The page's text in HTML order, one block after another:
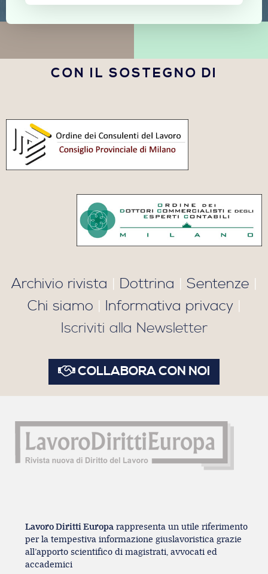
CON IL SOSTEGNO DI
Archivio rivista | Dottrina | Sentenze |
Chi siamo | Informativa privacy|
Iscriviti alla Newsletter
COLLABORA CON NOI
Lavoro Diritti Europa rappresenta un utile riferimento
per la tempestiva informazione giuslavoristica grazie
all’apporto scientifico di magistrati, avvocati ed
accademici